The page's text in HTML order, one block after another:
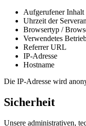
Aufgerufener Inhalt
Uhrzeit der
Browsertyp /
Verwendetes
Referrer URL
IP-Adresse
Hostname
Die IP-Adresse wird
Sicherheit
Unsere administrativen,